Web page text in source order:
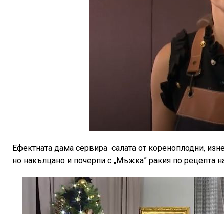
Ефектната дама сервира салата от кореноплодни,
но накълцано и почерпи с „Мъжка” ракия по рецепта